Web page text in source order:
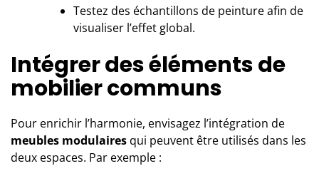
Testez des échantillons de peinture afin de
visualiser l’effet global.
Intégrer des éléments de
mobilier communs
Pour enrichir l’harmonie, envisagez l’intégration de
meubles modulaires qui peuvent être utilisés dans les
deux espaces. Par exemple :